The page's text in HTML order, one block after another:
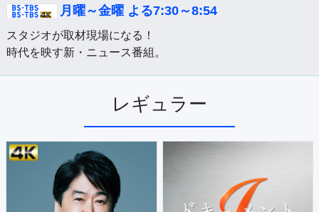
月曜～金曜 よる7:30～8:54
スタジオが取材現場になる！
時代を映す新・ニュース番組。
レギュラー